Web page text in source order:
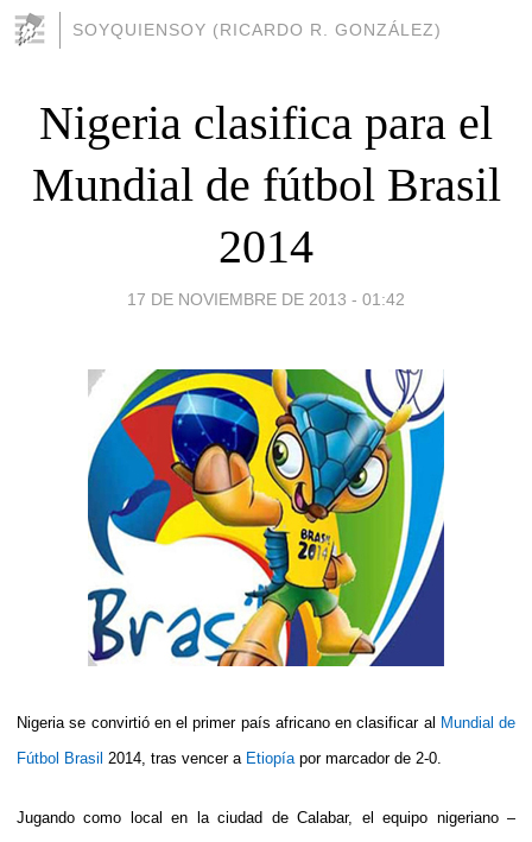
SOYQUIENSOY (RICARDO R. GONZÁLEZ)
Nigeria clasifica para el
Mundial de fútbol Brasil
2014
17 DE NOVIEMBRE DE 2013 - 01:42
Nigeria se convirtió en el primer país africano en clasificar al Mundial de
Fútbol Brasil 2014, tras vencer a Etiopía por marcador de 2-0.
Jugando como local en la ciudad de Calabar, el equipo nigeriano –